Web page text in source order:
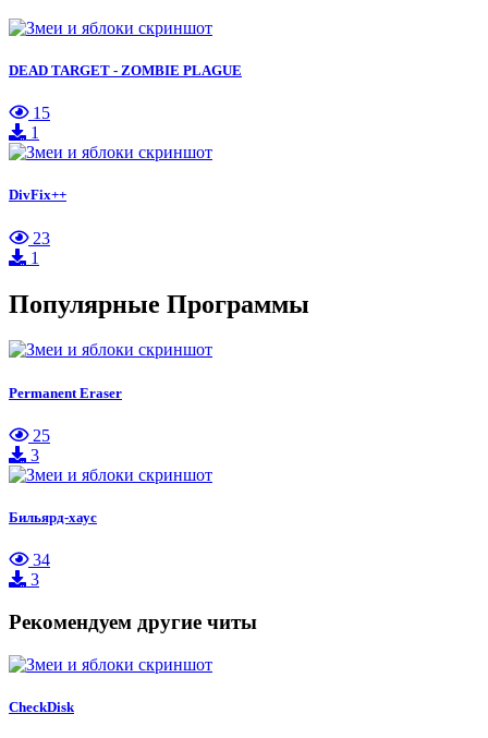
DEAD TARGET - ZOMBIE PLAGUE
15
1
DivFix++
23
1
Популярные Программы
Permanent Eraser
25
3
Бильярд-хаус
34
3
Рекомендуем другие читы
CheckDisk